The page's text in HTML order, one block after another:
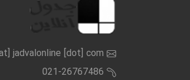
jadvalonline [dot] com
021-26767486